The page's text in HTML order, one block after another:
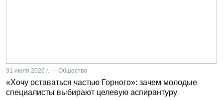
31 июля 2026 г. — Общество
«Хочу оставаться частью Горного»: зачем молодые
специалисты выбирают целевую аспирантуру